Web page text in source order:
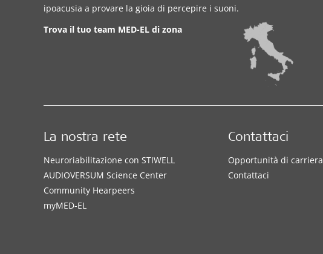
ipoacusia a provare la gioia di percepire i suoni.
Trova il tuo team MED-EL di zona
La nostra rete
Neuroriabilitazione con STIWELL
AUDIOVERSUM Science Center
Community Hearpeers
myMED‑EL
Contattaci
Opportunità di carriera
Contattaci